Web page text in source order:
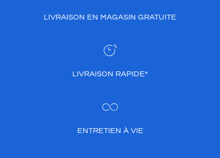
LIVRAISON EN MAGASIN GRATUITE
LIVRAISON RAPIDE*
ENTRETIEN À VIE